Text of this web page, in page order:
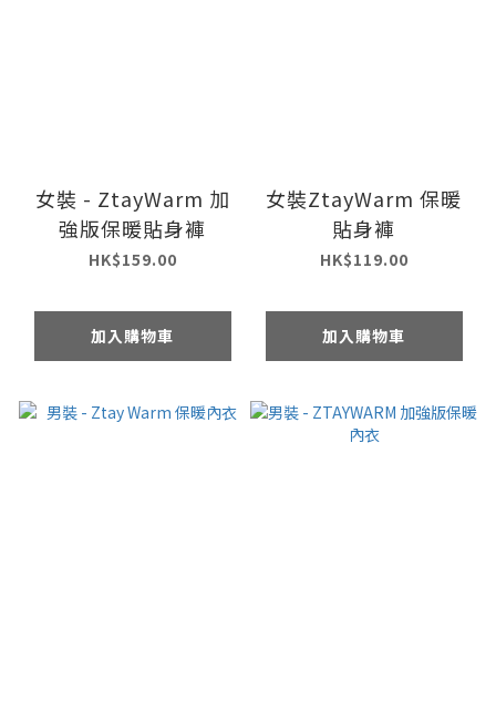
女裝 - ZtayWarm 加
強版保暖貼身褲
HK$159.00
加入購物車
女裝ZtayWarm 保暖
貼身褲
HK$119.00
加入購物車